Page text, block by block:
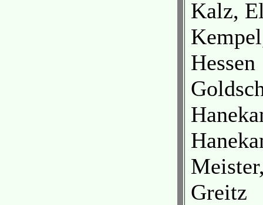
Kalz,
Hessen
Greitz